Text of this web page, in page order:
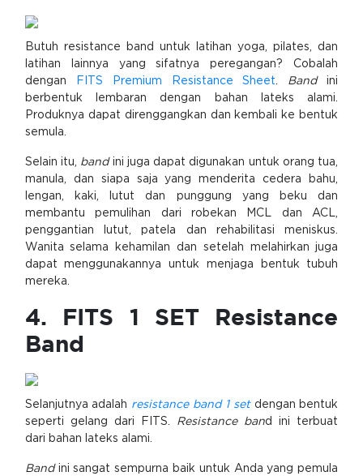
Butuh resistance band untuk latihan yoga, pilates, dan
latihan lainnya yang sifatnya peregangan? Cobalah
dengan
FITS Premium Resistance Sheet. Bandini
berbentuk lembaran dengan bahan lateks alami.
Produknya dapat direnggangkan dan kembali ke bentuk
semula.
Selain itu, band ini juga dapat digunakan untuk orang tua,
manula, dan siapa saja yang menderita cedera bahu,
lengan, kaki, lutut dan punggung yang beku dan
membantu pemulihan dari robekan MCL dan ACL,
penggantian lutut, patela dan rehabilitasi meniskus.
Wanita selama kehamilan dan setelah melahirkan juga
dapat menggunakannya untuk menjaga bentuk tubuh
mereka.
4. FITS 1 SET Resistance
Band
Selanjutnya adalah resistance band 1 setdengan bentuk
seperti gelang dari FITS. Resistance band ini terbuat
dari bahan lateks alami.
Bandini sangat sempurna baik untuk Anda yang pemula